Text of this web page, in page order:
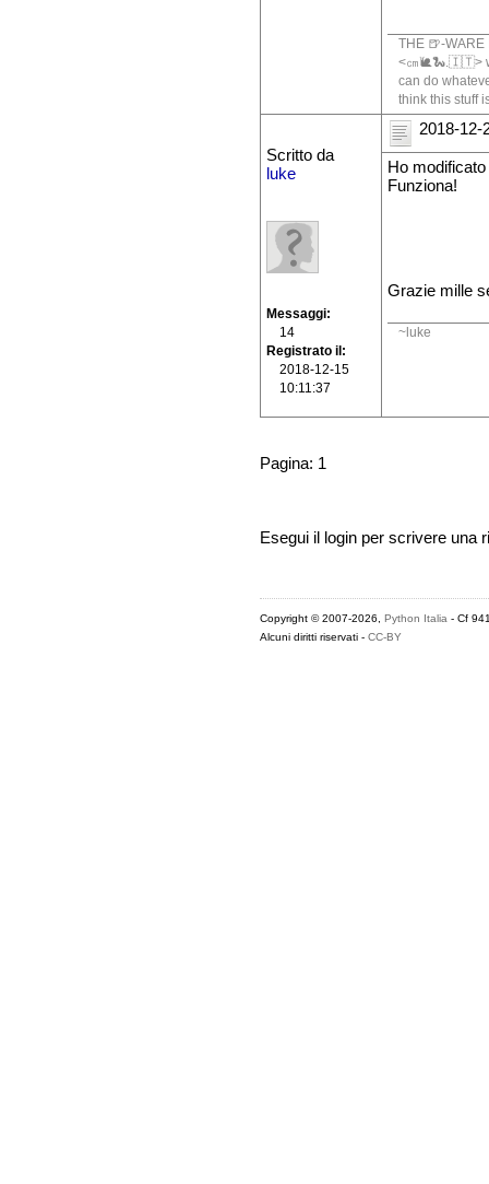
THE 🍺-
<㎝🐌🐍.🇮🇹>
can do
think this stuff
Scritto da
luke
Messaggi
14
Registrato il
2018-12-15
10:11:37
2018-12-
Ho
Funziona!
Grazie mille
~luke
Pagina: 1
Esegui il login per scrivere una
Copyright © 2007-2026, Python Italia- Cf
Alcuni diritti riservati - CC-BY